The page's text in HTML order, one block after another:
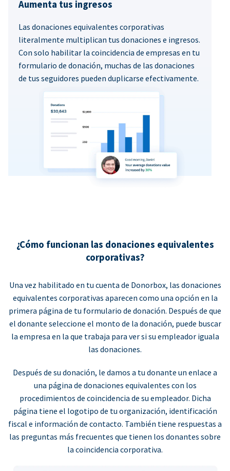
Aumenta tus ingresos
Las donaciones equivalentes corporativas
literalmente multiplican tus donaciones e ingresos.
Con solo habilitar la coincidencia de empresas en tu
formulario de donación, muchas de las donaciones
de tus seguidores pueden duplicarse efectivamente.
¿Cómo funcionan las donaciones equivalentes
corporativas?
Una vez habilitado en tu cuenta de Donorbox, las donaciones
equivalentes corporativas aparecen como una opción en la
primera página de tu formulario de donación. Después de que
el donante seleccione el monto de la donación, puede buscar
la empresa en la que trabaja para ver si su empleador iguala
las donaciones.
Después de su donación, le damos a tu donante un enlace a
una página de donaciones equivalentes con los
procedimientos de coincidencia de su empleador. Dicha
página tiene el logotipo de tu organización, identificación
fiscal e información de contacto. También tiene respuestas a
las preguntas más frecuentes que tienen los donantes sobre
la coincidencia corporativa.